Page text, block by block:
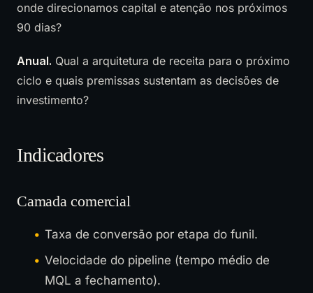
onde direcionamos capital e atenção nos próximos
90 dias?
Anual. Qual a arquitetura de receita para o próximo
ciclo e quais premissas sustentam as decisões de
investimento?
Indicadores
Camada comercial
Taxa de conversão por etapa do funil.
Velocidade do pipeline (tempo médio de
MQL a fechamento).